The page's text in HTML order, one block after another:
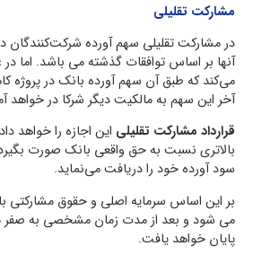
مشاركت تقليلي
در مشاركت تقليلي سهم آورده شركت‌كنندگان
آنها بر اساس توافقات گذشته می باشد. اما
مي‌كند كه طبق آن سهم آورده بانك در
آخر اين سهم به مالكيت ديگر شركا در خواهد
قرارداد مشاركت تقليلي این اجازه را خواهد
بالاتری نسبت به حق واقعي بانك صورت
سود آورده خود را دريافت مي‌نماید.
بر این اساس سرمايه اصلي و حقوق مشاركتي
می شود و بعد از مدت زمان مشخصی به
پايان خواهد یافت.